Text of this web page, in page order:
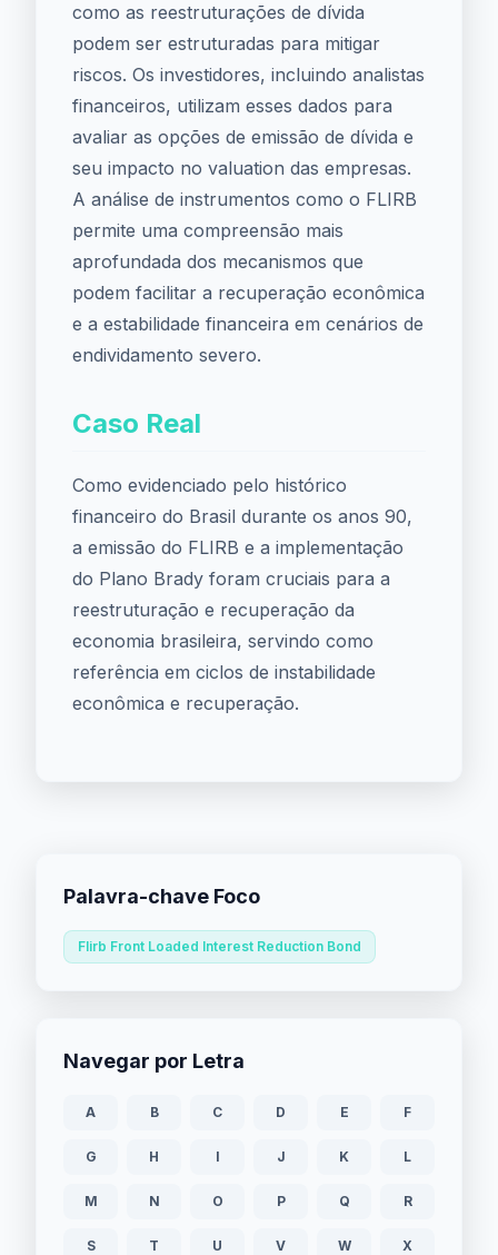
como as reestruturações de dívida
podem ser estruturadas para mitigar
riscos. Os investidores, incluindo analistas
financeiros, utilizam esses dados para
avaliar as opções de emissão de dívida e
seu impacto no valuation das empresas.
A análise de instrumentos como o FLIRB
permite uma compreensão mais
aprofundada dos mecanismos que
podem facilitar a recuperação econômica
e a estabilidade financeira em cenários de
endividamento severo.
Caso Real
Como evidenciado pelo histórico
financeiro do Brasil durante os anos 90,
a emissão do FLIRB e a implementação
do Plano Brady foram cruciais para a
reestruturação e recuperação da
economia brasileira, servindo como
referência em ciclos de instabilidade
econômica e recuperação.
Palavra-chave Foco
Flirb Front Loaded Interest Reduction Bond
Navegar por Letra
A B C D E F
G H I J K L
M N O P Q R
S T U V W X